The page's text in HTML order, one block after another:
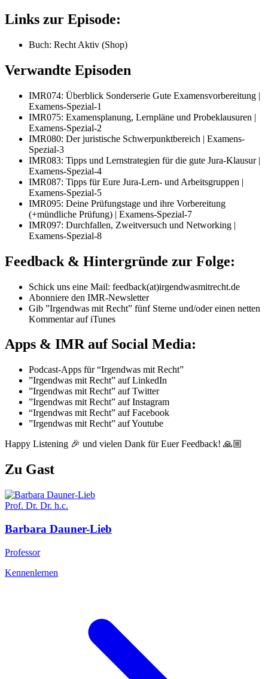
Links zur Episode:
Buch: Recht Aktiv (Shop)
Verwandte Episoden
IMR074: Überblick Sonderserie Gute Examensvorbereitung |
Examens-Spezial-1
IMR075: Examensplanung, Lernpläne und Probeklausuren |
Examens-Spezial-2
IMR080: Der juristische Schwerpunktbereich | Examens-
Spezial-3
IMR083: Tipps und Lernstrategien für die gute Jura-Klausur |
Examens-Spezial-4
IMR087: Tipps für Eure Jura-Lern- und Arbeitsgruppen |
Examens-Spezial-5
IMR095: Deine Prüfungstage und ihre Vorbereitung
(+mündliche Prüfung) | Examens-Spezial-7
IMR097: Durchfallen, Zweitversuch und Networking |
Examens-Spezial-8
Feedback & Hintergründe zur Folge:
Schick uns eine Mail: feedback(at)irgendwasmitrecht.de
Abonniere den IMR-Newsletter
Gib ”Irgendwas mit Recht” fünf Sterne und/oder einen netten
Kommentar auf iTunes
Apps & IMR auf Social Media:
Podcast-Apps für “Irgendwas mit Recht”
”Irgendwas mit Recht” auf LinkedIn
”Irgendwas mit Recht” auf Twitter
”Irgendwas mit Recht” auf Instagram
“Irgendwas mit Recht” auf Facebook
”Irgendwas mit Recht” auf Youtube
Happy Listening 🎉 und vielen Dank für Euer Feedback! 🙏🏼
Zu Gast
Prof. Dr. Dr. h.c.
Barbara Dauner-Lieb
Professor
Kennenlernen